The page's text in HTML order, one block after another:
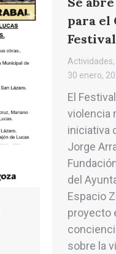
para el
Actividades,
30 enero,
El
violencia
iniciativa
Jorge
del
Espacio
proyecto
sobre la